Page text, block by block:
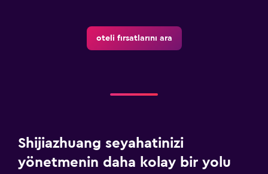
oteli fırsatlarını ara
Shijiazhuang seyahatinizi
yönetmenin daha kolay bir yolu